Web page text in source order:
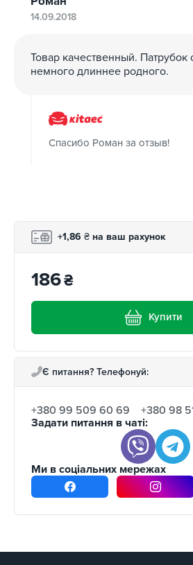
програми лояльності.
14.09.2018
Товар качественный. Патрубок
немного длиннее родного.
Спасибо Роман за отзыв!
+1,86 ₴ на ваш рахунок
186₴
Купити
Є питання? Телефонуй:
+380 99 509 60 69
+380 98
Задати питання в чаті:
Ми в соціальних мережах